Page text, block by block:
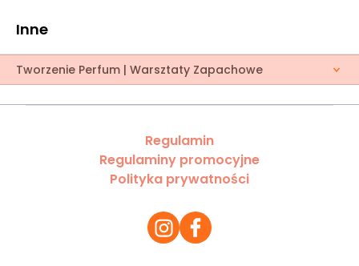
Inne
Tworzenie Perfum | Warsztaty Zapachowe
Regulamin
Regulaminy promocyjne
Polityka prywatności